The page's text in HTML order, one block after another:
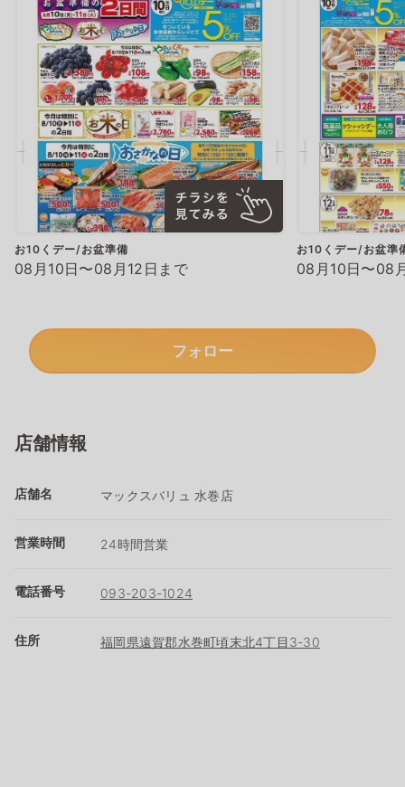
お10くデー/お盆準備
08月10日〜08月12日まで
お10くデー/お盆準
08月10日〜08
フォロー
店舗情報
店舗名 マックスバリュ 水巻店
営業時間 24時間営業
電話番号 093-203-1024
住所 福岡県遠賀郡水巻町頃末北4丁目3-30